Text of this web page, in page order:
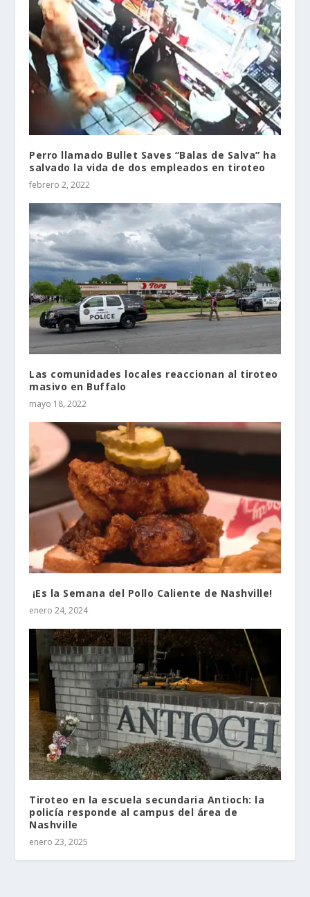
Perro llamado Bullet Saves “Balas de Salva” ha
salvado la vida de dos empleados en tiroteo
febrero 2, 2022
Las comunidades locales reaccionan al tiroteo
masivo en Buffalo
mayo 18, 2022
¡Es la Semana del Pollo Caliente de Nashville!
enero 24, 2024
Tiroteo en la escuela secundaria Antioch: la
policía responde al campus del área de
Nashville
enero 23, 2025